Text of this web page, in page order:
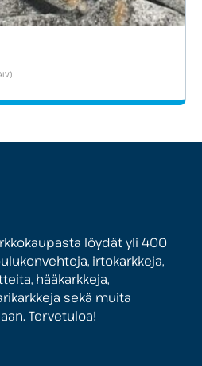
löydät yli 400
irtokarkkeja,
hääkarkkeja,
sekä muita
Tervetuloa!